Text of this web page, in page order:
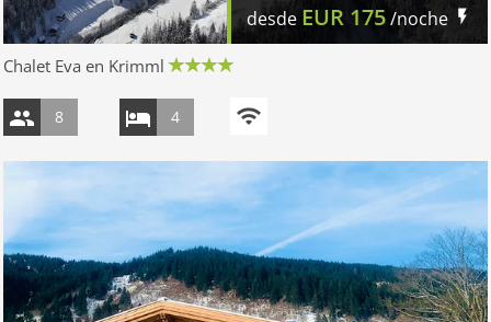
desde EUR 175/noche
Chalet Eva en Krimml
8 4